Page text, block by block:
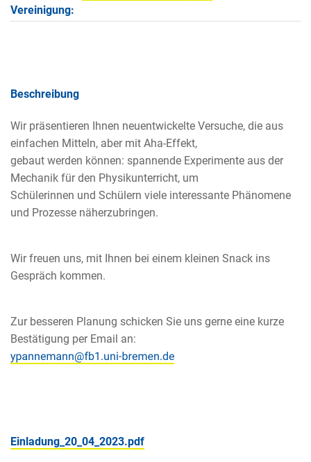
Vereinigung:
Beschreibung
Wir präsentieren Ihnen neuentwickelte Versuche, die aus
einfachen Mitteln, aber mit Aha-Effekt,
gebaut werden können: spannende Experimente aus der
Mechanik für den Physikunterricht, um
Schülerinnen und Schülern viele interessante Phänomene
und Prozesse näherzubringen.
Wir freuen uns, mit Ihnen bei einem kleinen Snack ins
Gespräch kommen.
Zur besseren Planung schicken Sie uns gerne eine kurze
Bestätigung per Email an:
Einladung_20_04_2023.pdf